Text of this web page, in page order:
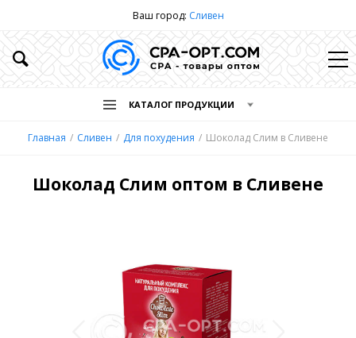
Ваш город: Сливен
КАТАЛОГ ПРОДУКЦИИ
Главная Сливен Для похудения Шоколад Слим в Сливене
Шоколад Слим оптом в Сливене